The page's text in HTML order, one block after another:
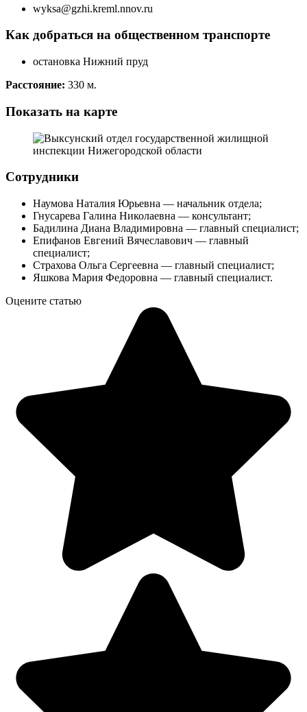
wyksa@gzhi.kreml.nnov.ru
Как добраться на общественном транспорте
остановка Нижний пруд
Расстояние: 330 м.
Показать на карте
Сотрудники
Наумова Наталия Юрьевна — начальник отдела;
Гнусарева Галина Николаевна — консультант;
Бадилина Диана Владимировна — главный специалист;
Епифанов Евгений Вячеславович — главный
специалист;
Страхова Ольга Сергеевна — главный специалист;
Яшкова Мария Федоровна — главный специалист.
Оцените статью